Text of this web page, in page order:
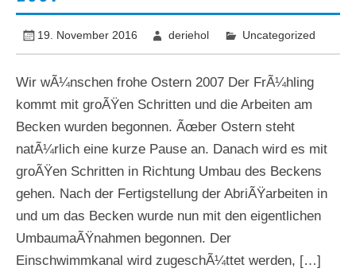
19. November 2016 deriehol Uncategorized
Wir wÃ¼nschen frohe Ostern 2007 Der FrÃ¼hling
kommt mit groÃŸen Schritten und die Arbeiten am
Becken wurden begonnen. Ãœber Ostern steht
natÃ¼rlich eine kurze Pause an. Danach wird es mit
groÃŸen Schritten in Richtung Umbau des Beckens
gehen. Nach der Fertigstellung der AbriÃŸarbeiten in
und um das Becken wurde nun mit den eigentlichen
UmbaumaÃŸnahmen begonnen. Der
Einschwimmkanal wird zugeschÃ¼ttet werden, […]